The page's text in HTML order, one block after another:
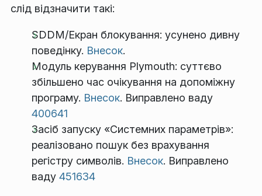
слід відзначити такі:
SDDM/Екран блокування: усунено дивну
поведінку. Внесок.
Модуль керування Plymouth: суттєво
збільшено час очікування на допоміжну
програму. Внесок. Виправлено ваду
400641
Засіб запуску «Системних параметрів»:
реалізовано пошук без врахування
регістру символів. Внесок. Виправлено
ваду 451634